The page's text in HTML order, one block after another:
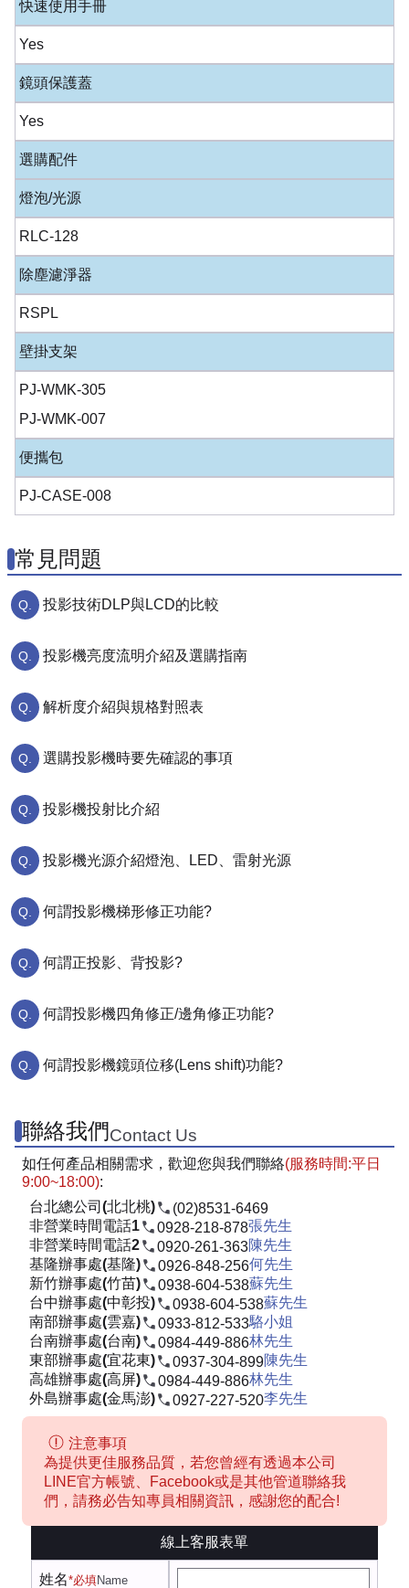
快速使用手冊
Yes
鏡頭保護蓋
Yes
選購配件
燈泡/光源
RLC-128
除塵濾淨器
RSPL
壁掛支架
PJ-WMK-305
PJ-WMK-007
便攜包
PJ-CASE-008
常見問題
投影技術DLP與LCD的比較
投影機亮度流明介紹及選購指南
解析度介紹與規格對照表
選購投影機時要先確認的事項
投影機投射比介紹
投影機光源介紹燈泡、LED、雷射光源
何謂投影機梯形修正功能?
何謂正投影、背投影?
何謂投影機四角修正/邊角修正功能?
何謂投影機鏡頭位移(Lens shift)功能?
聯絡我們Contact Us
如任何產品相關需求，歡迎您與我們聯絡(服務時間:平日
9:00~18:00):
台北總公司(北北桃)
(02)8531-6469
非營業時間電話1
0928-218-878張先生
非營業時間電話2
0920-261-363陳先生
基隆辦事處(基隆)
0926-848-256何先生
新竹辦事處(竹苗)
0938-604-538蘇先生
台中辦事處(中彰投)
0938-604-538蘇先生
南部辦事處(雲嘉)
0933-812-533駱小姐
台南辦事處(台南)
0984-449-886林先生
東部辦事處(宜花東)
0937-304-899陳先生
高雄辦事處(高屏)
0984-449-886林先生
外島辦事處(金馬澎)
0927-227-520李先生
注意事項
為提供更佳服務品質，若您曾經有透過本公司
LINE官方帳號、Facebook或是其他管道聯絡我
們，請務必告知專員相關資訊，感謝您的配合!
線上客服表單
姓名*必填Name